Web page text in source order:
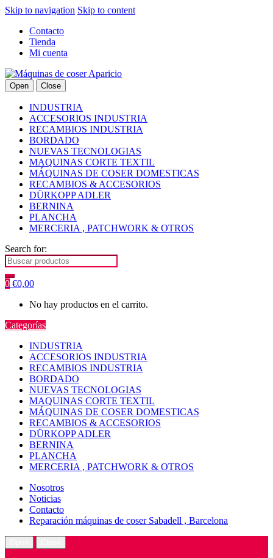
Skip to navigation Skip to content
Contacto
Tienda
Mi cuenta
Open Close
INDUSTRIA
ACCESORIOS INDUSTRIA
RECAMBIOS INDUSTRIA
BORDADO
NUEVAS TECNOLOGIAS
MAQUINAS CORTE TEXTIL
MÁQUINAS DE COSER DOMESTICAS
RECAMBIOS & ACCESORIOS
DÜRKOPP ADLER
BERNINA
PLANCHA
MERCERIA , PATCHWORK & OTROS
Search for:
0 €0,00
No hay productos en el carrito.
Categorías
INDUSTRIA
ACCESORIOS INDUSTRIA
RECAMBIOS INDUSTRIA
BORDADO
NUEVAS TECNOLOGIAS
MAQUINAS CORTE TEXTIL
MÁQUINAS DE COSER DOMESTICAS
RECAMBIOS & ACCESORIOS
DÜRKOPP ADLER
BERNINA
PLANCHA
MERCERIA , PATCHWORK & OTROS
Nosotros
Noticias
Contacto
Reparación máquinas de coser Sabadell , Barcelona